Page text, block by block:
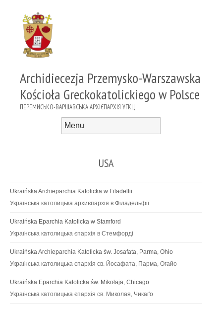
Archidiecezja Przemysko-Warszawska
Kościoła Greckokatolickiego w Polsce
ПЕРЕМИСЬКО-ВАРШАВСЬКА АРХІЄПАРХІЯ УГКЦ
USA
Ukraińska Archieparchia Katolicka w Filadelfii
Українська католицька архиєпархія в Філадельфії
Ukraińska Eparchia Katolicka w Stamford
Українська католицька єпархія в Стемфорді
Ukraińska Archieparchia Katolicka św. Josafata, Parma, Ohio
Українська католицька єпархія св. Йосафата, Парма, Огайо
Ukraińska Eparchia Katolicka św. Mikołaja, Chicago
Українська католицька єпархія св. Миколая, Чикаґо